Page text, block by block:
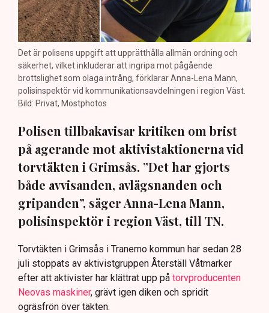
Det är polisens uppgift att upprätthålla allmän ordning och
säkerhet, vilket inkluderar att ingripa mot pågående
brottslighet som olaga intrång, förklarar Anna-Lena Mann,
polisinspektör vid kommunikationsavdelningen i region Väst.
Bild: Privat, Mostphotos
Polisen tillbakavisar kritiken om brist
på agerande mot aktivistaktionerna vid
torvtäkten i Grimsås. ”Det har gjorts
både avvisanden, avlägsnanden och
gripanden”, säger Anna-Lena Mann,
polisinspektör i region Väst, till TN.
Torvtäkten i Grimsås i Tranemo kommun har sedan 28
juli stoppats av aktivistgruppen Återställ Våtmarker
efter att aktivister har klättrat upp på torvproducenten
Neovas maskiner, grävt igen diken och spridit
ogräsfrön över täkten.